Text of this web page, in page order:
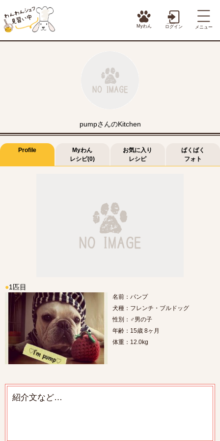
Myわん ログイン メニュー
pumpさんのKitchen
Profile
Myわん
レシピ(0)
お気に入り
レシピ
ばくばく
フォト
●1匹目
名前：パンプ
犬種：フレンチ・ブルドッグ
性別：♂男の子
年齢：15歳 8ヶ月
体重：12.0kg
紹介文など…